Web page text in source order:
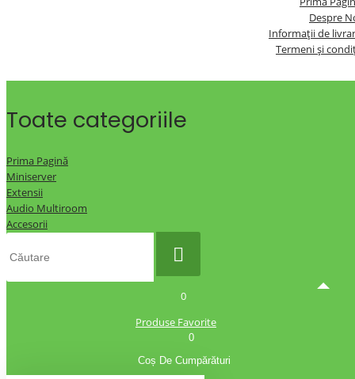
Despre
Informații de
Termeni și
Toate categoriile
Prima Pagină
Miniserver
Extensii
Audio Multiroom
Accesorii
0
Produse Favorite
0
Coș De Cumpărături